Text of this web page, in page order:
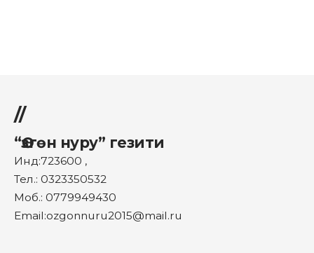
//
“Өзгөн нуру” гезити
Инд:723600 ,
Тел.: 0323350532
Моб.: 0779949430
Email:ozgonnuru2015@mail.ru